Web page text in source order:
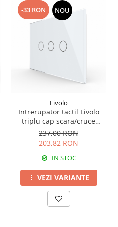
-33 RON NOU
Livolo
Intrerupator tactil Livolo
triplu cap scara/cruce
standard italian serie noua
237,00 RON
203,82 RON
IN STOC
VEZI VARIANTE